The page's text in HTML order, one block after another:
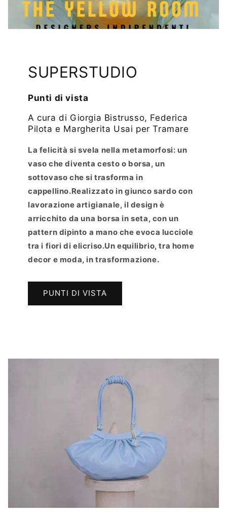
SUPERSTUDIO
Punti di vista
A cura di Giorgia Bistrusso, Federica
Pilota e Margherita Usai per Tramare
La felicità si svela nella metamorfosi: un
vaso che diventa cesto o borsa, un
sottovaso che si trasforma in
cappellino.Realizzato in giunco sardo con
lavorazione artigianale, il design è
arricchito da una borsa in seta, con un
pattern dipinto a mano che evoca lucciole
tra i fiori di elicriso.Un equilibrio, tra home
decor e moda, in trasformazione.
PUNTI DI VISTA